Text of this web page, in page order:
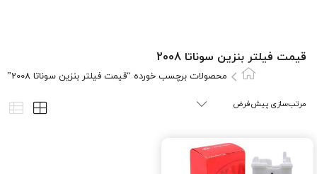
قیمت فیلتر بنزین سوناتا 2008
محصولات برچسب خورده “قیمت فیلتر بنزین سوناتا 2008”